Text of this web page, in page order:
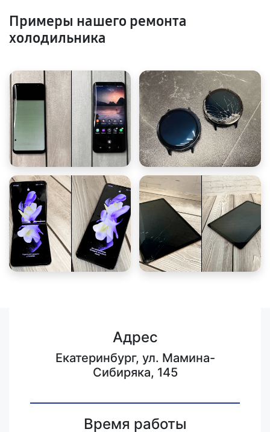
Примеры нашего ремонта
холодильника
Адрес
Екатеринбург, ул. Мамина-
Сибиряка, 145
Время работы